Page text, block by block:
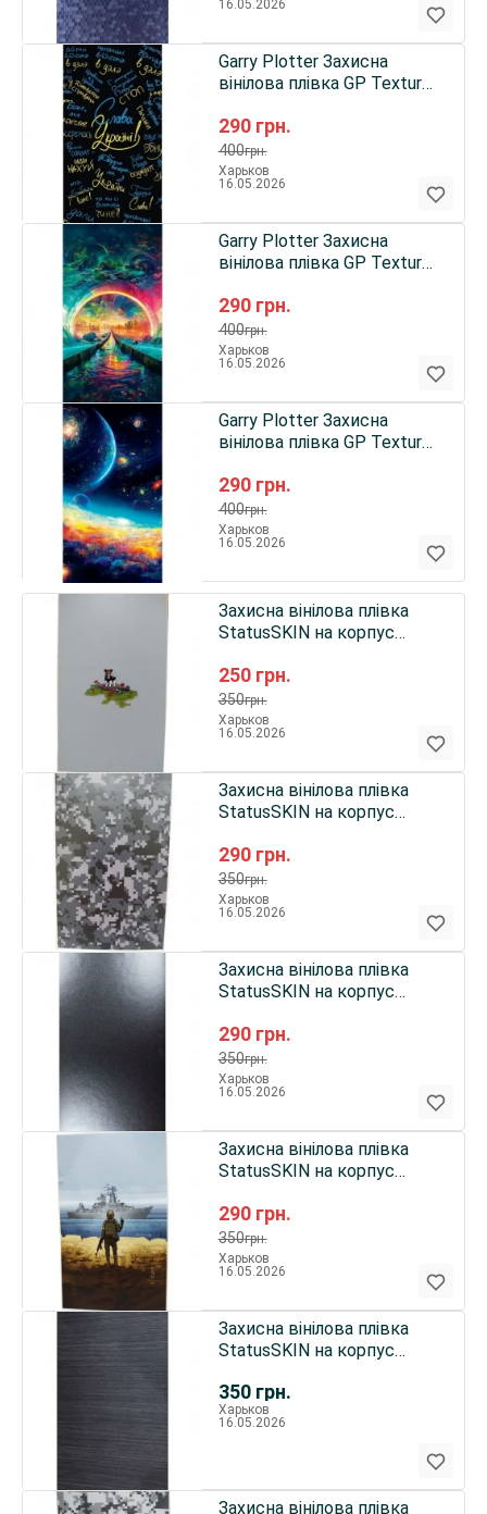
16.05.2026
290 грн.
400грн.
Garry Plotter Захисна
вінілова плівка GP Texture
(Патерн Слава Україні)
Харьков
16.05.2026
290 грн.
400грн.
Garry Plotter Захисна
вінілова плівка GP Texture
(Мандри в невідоме)
Харьков
16.05.2026
290 грн.
400грн.
Garry Plotter Захисна
вінілова плівка GP Texture
(Космічний простір)
Харьков
16.05.2026
250 грн.
350грн.
Захисна вінілова плівка
StatusSKIN на корпус
Арт)
Харьков
16.05.2026
290 грн.
350грн.
Захисна вінілова плівка
StatusSKIN на корпус
Харьков
16.05.2026
290 грн.
350грн.
Захисна вінілова плівка
StatusSKIN на корпус
Харьков
16.05.2026
290 грн.
350грн.
Захисна вінілова плівка
StatusSKIN на корпус
Харьков
16.05.2026
350 грн.
Захисна вінілова плівка
StatusSKIN на корпус
Харьков
16.05.2026
Захисна вінілова плівка